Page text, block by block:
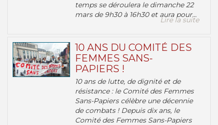
temps se déroulera le dimanche 22
mars de 9h30 à 16h30 et aura pour...
Lire la suite
10 ANS DU COMITÉ DES
FEMMES SANS-
PAPIERS !
10 ans de lutte, de dignité et de
résistance : le Comité des Femmes
Sans-Papiers célèbre une décennie
de combats ! Depuis dix ans, le
Comité des Femmes Sans-Papiers